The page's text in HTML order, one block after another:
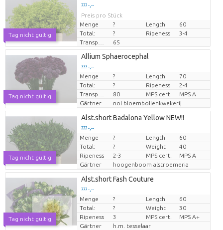
Tag nicht gültig
??? -,--
Preis pro Stück
Menge
? Length
60
Total:
? Ripeness
3-4
65
Tag nicht gültig
Allium Sphaerocephal
??? -,--
Preis pro Stück
Menge ? Length
70
Total:
? Ripeness
2-4
80 MPS cert.
MPS A
Gärtner
nol bloembollenkwekerij
Tag nicht gültig
Alst.short Badalona Yellow NEW!!
??? -,--
Preis pro Stück
Menge ? Length
60
Total:
? Weight
40
Ripeness
2-3 MPS cert.
MPS A
Gärtner
hoogenboom alstroemeria
Tag nicht gültig
Alst.short Fash Couture
??? -,--
Preis pro Stück
Menge ? Length
60
Total:
? Weight
30
Ripeness
3 MPS cert.
MPS A+
Gärtner
h.m. tesselaar